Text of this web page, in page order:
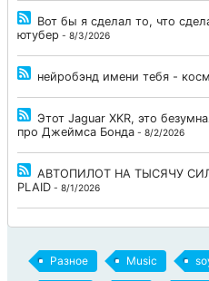
Вот бы я сделал то, что
ютубер - 8/3/2026
нейробэнд имени тебя -
Этот Jaguar XKR, это
про Джеймса Бонда - 8/2/2026
АВТОПИЛОТ НА ТЫСЯЧУ СИЛ!
PLAID - 8/1/2026
Разное Music